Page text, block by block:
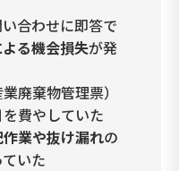
合わせに即答で
よる機会損失が発
廃棄物管理票）
費やしていた
業や抜け漏れの
いた